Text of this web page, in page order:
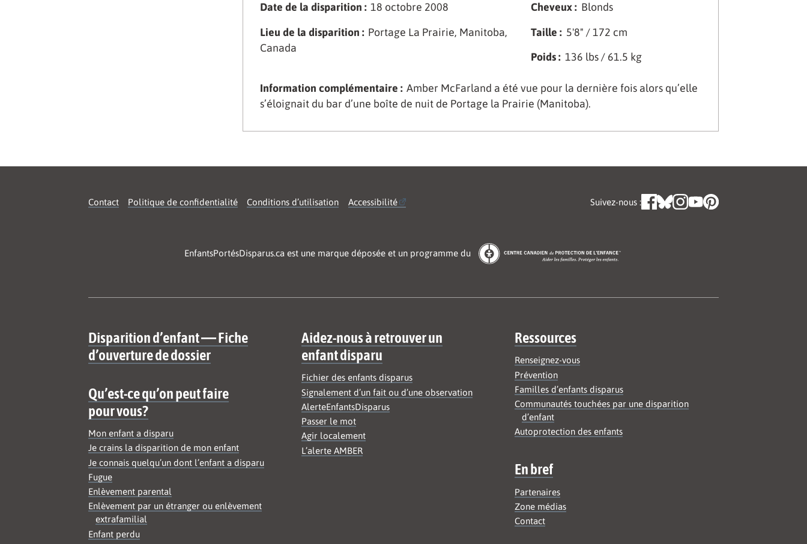
Date de la disparition : 18 octobre 2008
Lieu de la disparition : Portage La Prairie, Manitoba,
Canada
Cheveux : Blonds
Taille : 5'8" / 172 cm
Poids : 136 lbs / 61.5 kg
Information complémentaire : Amber McFarland a été vue pour la dernière fois alors qu’elle
s’éloignait du bar d’une boîte de nuit de Portage la Prairie (Manitoba).
Contact Politique de confidentialité Conditions d’utilisation Accessibilité Suivez-nous :
EnfantsPortésDisparus.ca est une marque déposée et un programme du
Site map
Disparition d’enfant — Fiche
d’ouverture de dossier
Qu’est-ce qu’on peut faire
pour vous?
Mon enfant a disparu
Je crains la disparition de mon enfant
Je connais quelqu’un dont l’enfant a disparu
Fugue
Enlèvement parental
Enlèvement par un étranger ou enlèvement
extrafamilial
Enfant perdu
Aidez-nous à retrouver un
enfant disparu
Fichier des enfants disparus
Signalement d’un fait ou d’une observation
AlerteEnfantsDisparus
Passer le mot
Agir localement
L’alerte AMBER
Ressources
Renseignez-vous
Prévention
Familles d’enfants disparus
Communautés touchées par une disparition
d’enfant
Autoprotection des enfants
En bref
Partenaires
Zone médias
Contact